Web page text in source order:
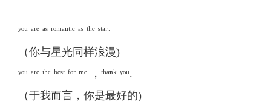
ʸᵒᵘ ᵃʳᵉ ᵃˢ ʳᵒᵐᵃⁿᵗᶦᶜ ᵃˢ ᵗʰᵉ ˢᵗᵃʳ⋅
（你与星光同样浪漫)
ʸᵒᵘ ᵃʳᵉ ᵗʰᵉ ᵇᵉˢᵗ ᶠᵒʳ ᵐᵉ ，ᵗʰᵃⁿᵏ ʸᵒᵘ.
（于我而言，你是最好的)